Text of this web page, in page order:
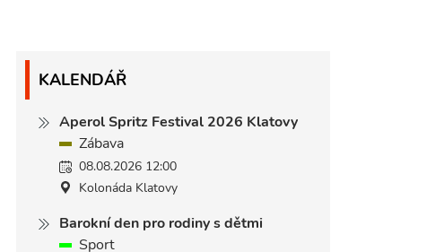
KALENDÁŘ
Aperol Spritz Festival 2026 Klatovy
Zábava
08.08.2026 12:00
Kolonáda Klatovy
Barokní den pro rodiny s dětmi
Sport